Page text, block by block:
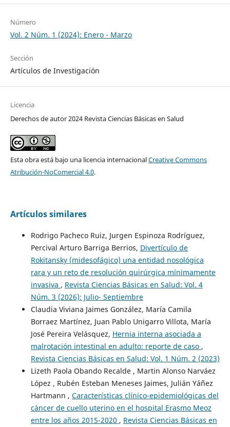
Número
Vol. 2 Núm. 1 (2024): Enero - Marzo
Sección
Artículos de Investigación
Licencia
Derechos de autor 2024 Revista Ciencias Básicas en Salud
Esta obra está bajo una licencia internacionalCreative Commons
Atribución-NoComercial 4.0.
Artículos similares
Rodrigo Pacheco Ruiz, Jurgen Espinoza Rodríguez,
Percival Arturo Barriga Berrios, Divertículo de
Rokitansky (midesofágico) una entidad nosológica
rara y un reto de resolución quirúrgica mínimamente
invasiva , Revista Ciencias Básicas en Salud: Vol. 4
Núm. 3 (2026): Julio- Septiembre
Claudia Viviana Jaimes González, María Camila
Borraez Martínez, Juan Pablo Unigarro Villota, María
José Pereira Velásquez, Hernia interna asociada a
malrotación intestinal en adulto: reporte de caso ,
Revista Ciencias Básicas en Salud: Vol. 1 Núm. 2 (2023)
Lizeth Paola Obando Recalde , Martin Alonso Narváez
López , Rubén Esteban Meneses Jaimes, Julián Yáñez
Hartmann , Características clínico-epidemiológicas del
cáncer de cuello uterino en el hospital Erasmo Meoz
entre los años 2015-2020 , Revista Ciencias Básicas en